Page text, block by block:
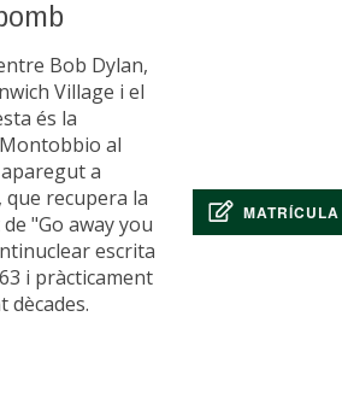
MATRÍCULA
Bob Dylan,
Village i el
és la
al
a
que recupera la
"Go away you
escrita
i pràcticament
dècades.